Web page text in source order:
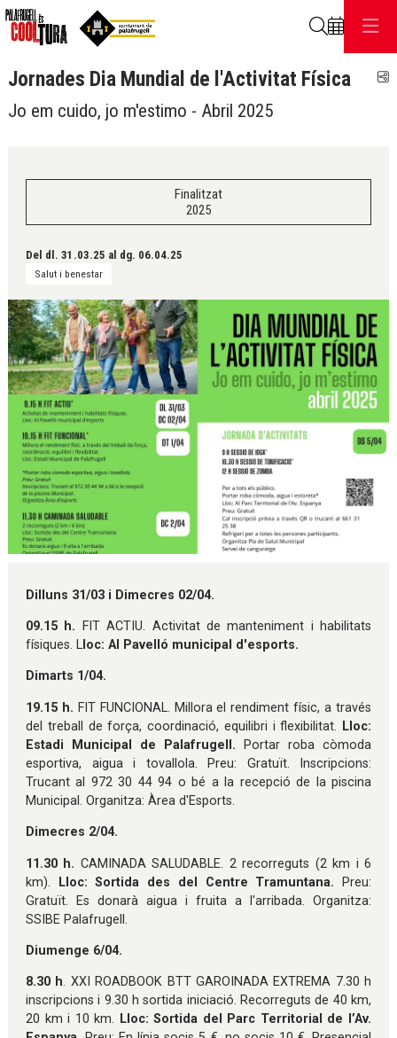
Jornades Dia Mundial de l'Activitat Física
Jo em cuido, jo m'estimo - Abril 2025
Finalitzat
2025
Del dl. 31.03.25 al dg. 06.04.25
Salut i benestar
Dilluns 31/03 i Dimecres 02/04.
09.15 h. FIT ACTIU. Activitat de manteniment i habilitats
físiques. L loc: Al Pavelló municipal d'esports.
Dimarts 1/04.
19.15 h. FIT FUNCIONAL. Millora el rendiment físic, a través
del treball de força, coordinació, equilibri i flexibilitat. Lloc:
Estadi Municipal de Palafrugell.
Portar roba còmoda
esportiva, aigua i tovallola. Preu: Gratuït. Inscripcions:
Trucant al 972 30 44 94 o bé a la recepció de la piscina
Municipal. Organitza: Àrea d'Esports.
Dimecres 2/04.
11.30 h. CAMINADA SALUDABLE. 2 recorreguts (2 km i 6
km).
Lloc: Sortida des del Centre Tramuntana.
Preu:
Gratuït. Es donarà aigua i fruita a l'arribada. Organitza:
SSIBE Palafrugell.
Diumenge 6/04.
8.30 h. XXI ROADBOOK BTT GAROINADA EXTREMA 7.30 h
inscripcions i 9.30 h sortida iniciació. Recorreguts de 40 km,
20 km i 10 km. Lloc: Sortida del Parc Territorial de l’Av.